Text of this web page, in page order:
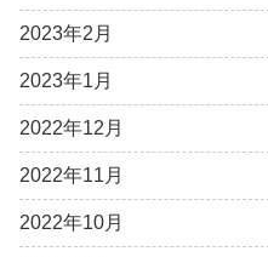
2023年2月
2023年1月
2022年12月
2022年11月
2022年10月